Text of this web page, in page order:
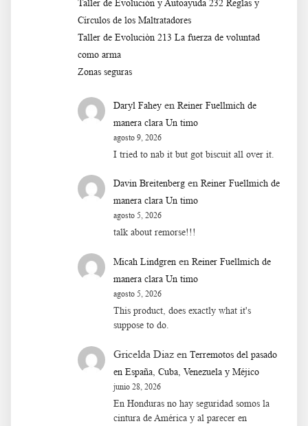
Taller de Evolución y Autoayuda 232 Reglas y
Círculos de los Maltratadores
Taller de Evoluciòn 213 La fuerza de voluntad
como arma
Zonas seguras
Daryl Fahey en Reiner Fuellmich de
manera clara Un timo
agosto 9, 2026
I tried to nab it but got biscuit all over it.
Davin Breitenberg en Reiner Fuellmich de
manera clara Un timo
agosto 5, 2026
talk about remorse!!!
Micah Lindgren en Reiner Fuellmich de
manera clara Un timo
agosto 5, 2026
This product, does exactly what it's
suppose to do.
Gricelda Diaz en Terremotos del pasado
en España, Cuba, Venezuela y Méjico
junio 28, 2026
En Honduras no hay seguridad somos la
cintura de América y al parecer en